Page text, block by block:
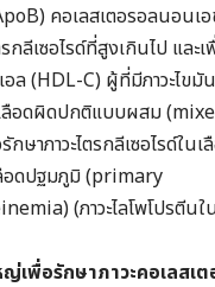
คอเลสเตอรอลนอนเ
ลีเซอไรด์ที่สูงเกินไป และ
อล (HDL-C) ผู้ที่มีภาวะไข
ลือดผิดปกติแบบผสม
าภาวะไตรกลีเซอไรด์ใน
ลือดปฐมภูมิ (primary
(ภาวะไลโพโปรตีนใ
เพื่อรักษาภาวะคอเลสเ